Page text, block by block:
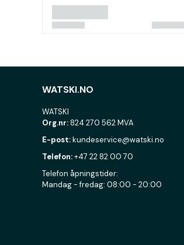
WATSKI.NO
WATSKI
Org.nr:824 270 562 MVA
E-post:kundeservice@watski.no
Telefon:+47 22 82 00 70
Telefon åpningstider:
Mandag - fredag: 08:00 - 20:00